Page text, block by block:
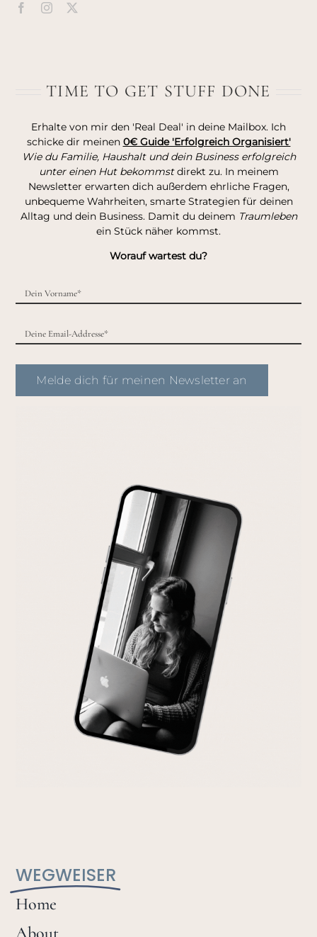
WEGWEISER
Home
TIME TO GET STUFF DONE
Erhalte von mir den 'Real Deal' in deine Mailbox. Ich
schicke dir meinen 0€ Guide 'Erfolgreich Organisiert'
Wie du Familie, Haushalt und dein Business erfolgreich
unter einen Hut bekommstdirekt zu. In meinem
Newsletter erwarten dich außerdem ehrliche Fragen,
unbequeme Wahrheiten, smarte Strategien für deinen
Alltag und dein Business. Damit du deinem Traumleben
ein Stück näher kommst.
Worauf wartest du?
Melde dich für meinen Newsletter an